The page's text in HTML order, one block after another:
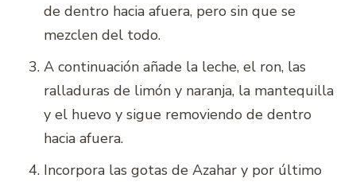
de dentro hacia afuera, pero sin que se
mezclen del todo.
A continuación añade la leche, el ron, las
ralladuras de limón y naranja, la mantequilla
y el huevo y sigue removiendo de dentro
hacia afuera.
Incorpora las gotas de Azahar y por último